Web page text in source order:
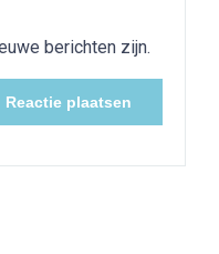
berichten zijn.